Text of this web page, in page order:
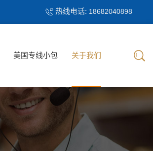
热线电话: 18682040898
美国专线小包
美国专线小包
关于我们